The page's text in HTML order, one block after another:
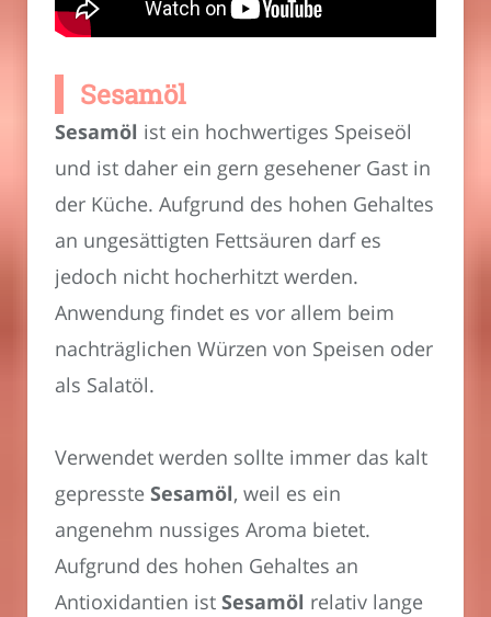
Sesamöl
Sesamöl ist ein hochwertiges Speiseöl
und ist daher ein gern gesehener Gast in
der Küche. Aufgrund des hohen Gehaltes
an ungesättigten Fettsäuren darf es
jedoch nicht hocherhitzt werden.
Anwendung findet es vor allem beim
nachträglichen Würzen von Speisen oder
als Salatöl.
Verwendet werden sollte immer das kalt
gepresste Sesamöl, weil es ein
angenehm nussiges Aroma bietet.
Aufgrund des hohen Gehaltes an
Antioxidantien ist Sesamöl relativ lange